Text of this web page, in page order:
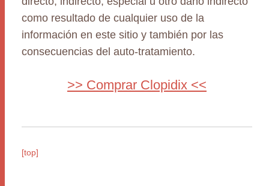
como resultado de cualquier uso de la
información en este sitio y también por las
consecuencias del auto-tratamiento.
>> Comprar Clopidix <<
[top]